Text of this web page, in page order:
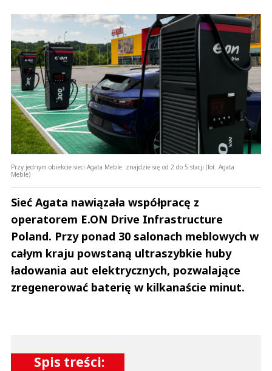
Przy jednym obiekcie sieci Agata Meble znajdzie się od 2 do 5 stacji (fot. Agata
Meble)
Sieć Agata nawiązała współpracę z
operatorem E.ON Drive Infrastructure
Poland. Przy ponad 30 salonach meblowych w
całym kraju powstaną ultraszybkie huby
ładowania aut elektrycznych, pozwalające
zregenerować baterię w kilkanaście minut.
Spis treści: